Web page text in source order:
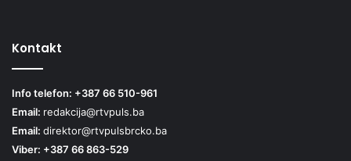
Kontakt
Info telefon: +387 66 510-961
Email: redakcija@rtvpuls.ba
Email: direktor@rtvpulsbrcko.ba
Viber: +387 66 863-529